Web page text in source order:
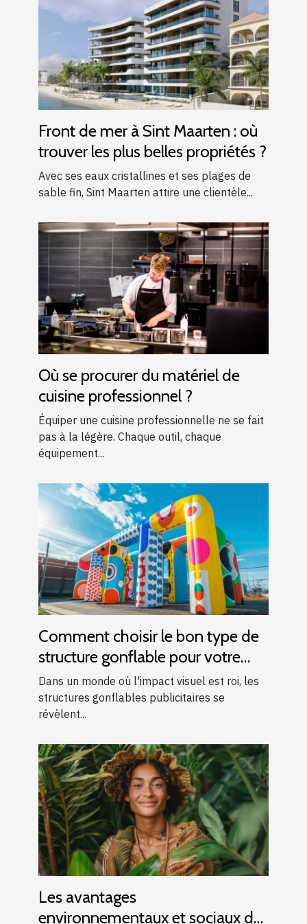
Front de mer à Sint Maarten : où
trouver les plus belles propriétés ?
Avec ses eaux cristallines et ses plages de
sable fin, Sint Maarten attire une clientèle...
Où se procurer du matériel de
cuisine professionnel ?
Équiper une cuisine professionnelle ne se fait
pas à la légère. Chaque outil, chaque
équipement...
Comment choisir le bon type de
structure gonflable pour votre
publicité
Dans un monde où l'impact visuel est roi, les
structures gonflables publicitaires se
révèlent...
Les avantages
environnementaux et sociaux de